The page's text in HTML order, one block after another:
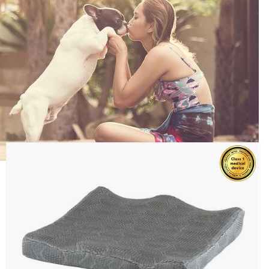
Zdravotné doplňky
Prestieradlá